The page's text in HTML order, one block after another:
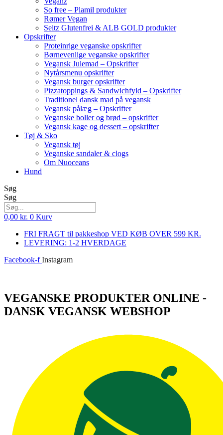
So free – Plamil produkter
Rømer Vegan
Seitz Glutenfrei & ALB GOLD produkter
Opskrifter
Proteinrige veganske opskrifter
Børnevenlige veganske opskrifter
Vegansk Julemad – Opskrifter
Nytårsmenu opskrifter
Vegansk burger opskrifter
Pizzatoppings & Sandwichfyld – Opskrifter
Traditionel dansk mad på vegansk
Vegansk pålæg – Opskrifter
Veganske boller og brød – opskrifter
Vegansk kage og dessert – opskrifter
Tøj & Sko
Vegansk tøj
Veganske sandaler & clogs
Om Nuoceans
Hund
Søg
Søg
0,00 kr. 0 Kurv
FRI FRAGT til pakkeshop VED KØB OVER 599 KR.
LEVERING: 1-2 HVERDAGE
Facebook-f Instagram
VEGANSKE PRODUKTER ONLINE -
DANSK VEGANSK WEBSHOP